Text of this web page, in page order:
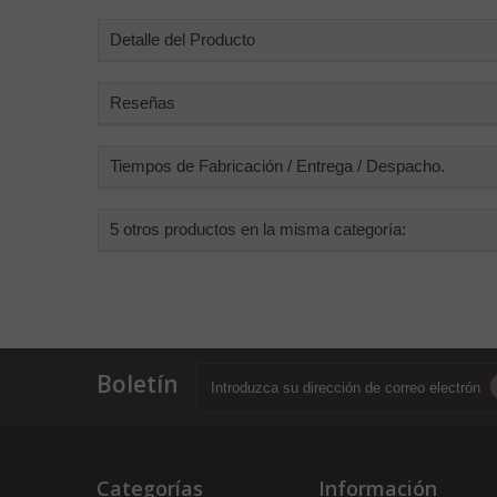
Detalle del Producto
Reseñas
Tiempos de Fabricación / Entrega / Despacho.
5 otros productos en la misma categoría:
Boletín
Categorías Información